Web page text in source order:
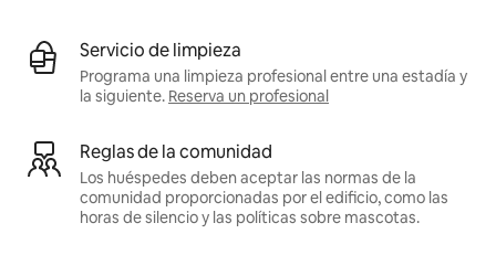
Servicio de limpieza
Programa una limpieza profesional entre una estadía y
la siguiente. Reserva un profesional
Reglas de la comunidad
Los huéspedes deben aceptar las normas de la
comunidad proporcionadas por el edificio, como las
horas de silencio y las políticas sobre mascotas.